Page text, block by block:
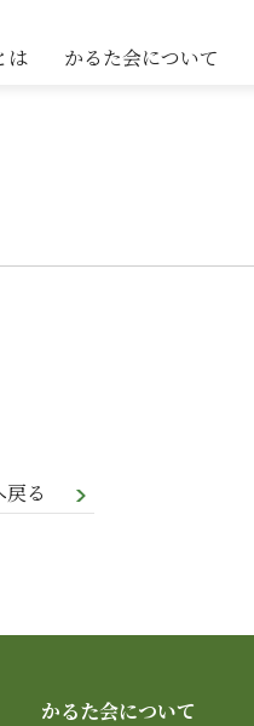
は かるた会について
戻る
かるた会について